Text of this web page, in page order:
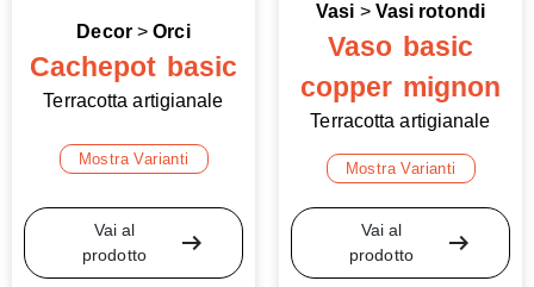
Decor>Orci
Cachepot basic
Terracotta artigianale
Mostra Varianti
Vai al
prodotto
arrow_right_alt
Vasi > Vasi rotondi
Vaso basic
copper mignon
Terracotta artigianale
Mostra Varianti
Vai al
prodotto
arrow_right_alt